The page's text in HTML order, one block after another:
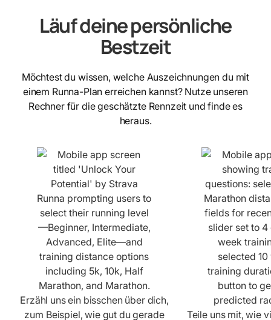
Läuf deine persönliche
Bestzeit
Möchtest du wissen, welche Auszeichnungen du mit
einem Runna-Plan erreichen kannst? Nutze unseren
Rechner für die geschätzte Rennzeit und finde es
heraus.
Erzähl uns ein bisschen über dich,
zum Beispiel, wie gut du gerade
Teile uns mit, wie